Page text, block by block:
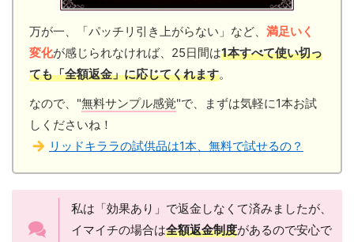
万が一、「パッチリ引き上がらない」など、 満足いく
変化が感じられなければ、25日間は1本すべて使い切っ
ても「全額返金」に応じてくれます。
なので、"無料サンプル感覚"で、まずは気軽に1本お試
しくださいね！
リッドキララの試供品は1本、無料で試せるの？
私は「効果あり」で返金しなくて済みましたが、
イマイチの場合は全額返金制度があるので安心で